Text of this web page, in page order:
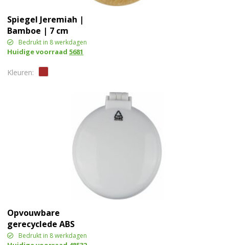
Spiegel Jeremiah |
Bamboe | 7 cm
Bedrukt in 8 werkdagen
Huidige voorraad 5681
Opvouwbare
gerecyclede ABS
haarborstel met spiegel
Bedrukt in 8 werkdagen